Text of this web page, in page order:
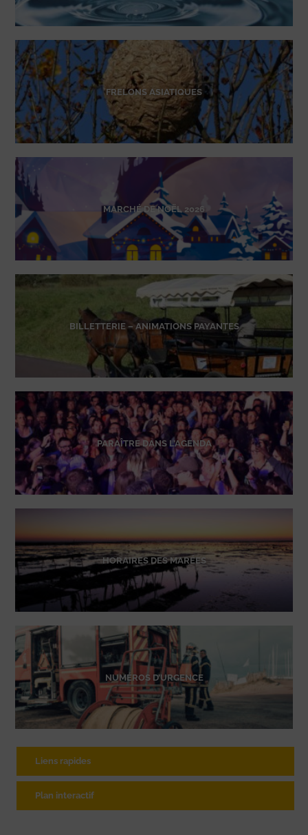
FRELONS ASIATIQUES
MARCHÉ DE NOËL 2026
BILLETTERIE – ANIMATIONS PAYANTES
PARAÎTRE DANS L’AGENDA
HORAIRES DES MARÉES
NUMÉROS D’URGENCE
Liens rapides
Plan interactif